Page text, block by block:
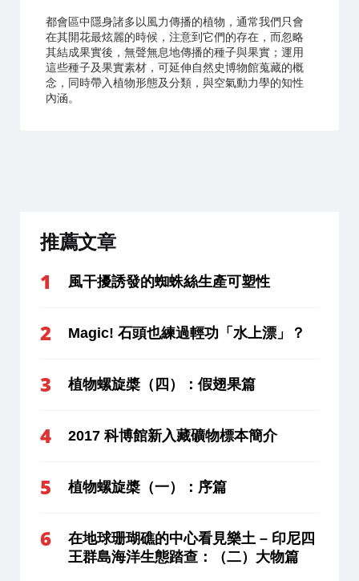
都會區中隱身諸多以風力傳播的植物，通常我們只會
在其開花最炫麗的時候，注意到它們的存在，而忽略
其結成果實後，無聲無息地傳播的種子與果實；運用
這些種子及果實素材，可延伸自然史博物館蒐藏的概
念，同時帶入植物形態及分類，與空氣動力學的知性
內涵。
推薦文章
風干擾誘發的蜘蛛絲生產可塑性
Magic! 石頭也練過輕功「水上漂」？
植物螺旋槳（四）：假翅果篇
2017 科博館新入藏礦物標本簡介
植物螺旋槳（一）：序篇
在地球珊瑚礁的中心看見樂土 – 印尼四
王群島海洋生態踏查：（二）大物篇